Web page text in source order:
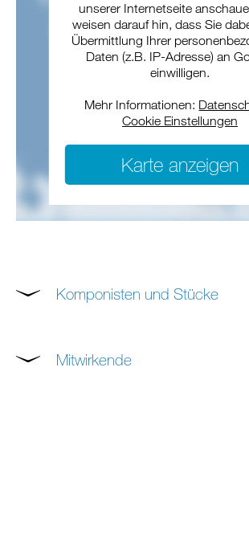
unserer Internetseite
weisen darauf hin, dass Sie
Übermittlung Ihrer
Daten (z.B. IP-Adresse) an
einwilligen.
Mehr Informationen:
Cookie Einstellungen
Karte anzeigen
Komponisten und Stücke
Mitwirkende